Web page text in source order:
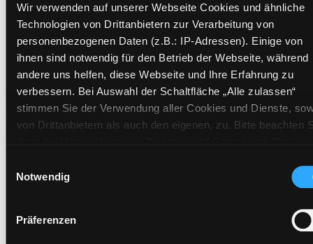
Wir verwenden auf unserer Webseite Cookies und ähnliche
Technologien von Drittanbietern zur Verarbeitung von
personenbezogenen Daten (z.B.: IP-Adressen). Einige von
ihnen sind notwendig für den Betrieb der Webseite, während
andere uns helfen, diese Webseite und Ihre Erfahrung zu
verbessern. Bei Auswahl der Schaltfläche „Alle zulassen“
stimmen Sie der Verwendung aller Cookies und Dienste,
von Drittanbietern als auch den eigenen, zu. Bitte beachten
(Länder außerhalb des EWR ohne adäquates
Datenschutzniveau) stattfinden kann. In diesem
ausgeschlossen werden. Eine Verarbeitung durch solche
Notwendig
Präferenzen
Zweigstelle: Gösting
Signatur:
GS.B LESCH
Standort 2:Ausleihe
Status: Verfügbar
Vorbestellungen:0
Mediengruppe: Sachbuch
Barcode: